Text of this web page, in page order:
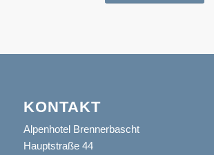
KONTAKT
Alpenhotel Brennerbascht
Hauptstraße 44